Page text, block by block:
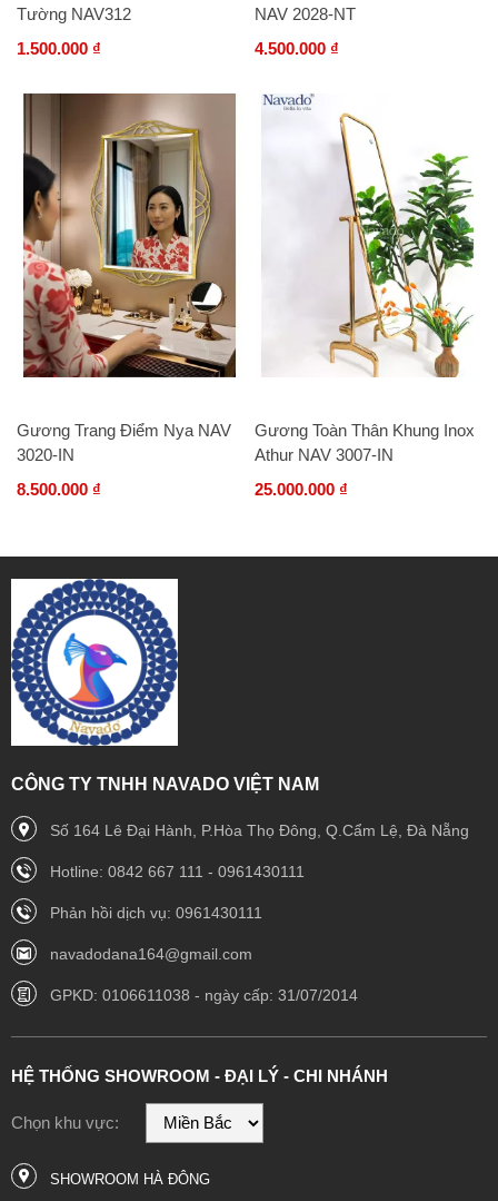
Tường NAV312
1.500.000 ₫
NAV 2028-NT
4.500.000 ₫
Gương Trang Điểm Nya NAV
3020-IN
8.500.000 ₫
Gương Toàn Thân Khung Inox
Athur NAV 3007-IN
25.000.000 ₫
CÔNG TY TNHH NAVADO VIỆT NAM
Số 164 Lê Đại Hành, P.Hòa Thọ Đông, Q.Cẩm Lệ, Đà Nẵng
Hotline: 0842 667 111 - 0961430111
Phản hồi dịch vụ: 0961430111
navadodana164@gmail.com
GPKD: 0106611038 - ngày cấp: 31/07/2014
HỆ THỐNG SHOWROOM - ĐẠI LÝ - CHI NHÁNH
Chọn khu vực:
SHOWROOM HÀ ĐÔNG